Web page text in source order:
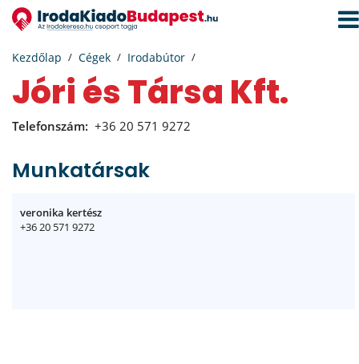
Kezdőlap Cégek Irodabútor
Jóri és Társa Kft.
Telefonszám: +36 20 571 9272
Munkatársak
veronika kertész
+36 20 571 9272